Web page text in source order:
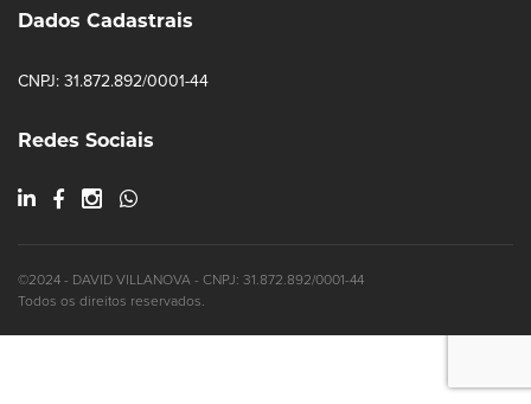
Dados Cadastrais
CNPJ: 31.872.892/0001-44
Redes Sociais
©2024 - DAVID VILLANOVA - CNPJ: 31.872.892/0001-44
Todos os direitos reservados.